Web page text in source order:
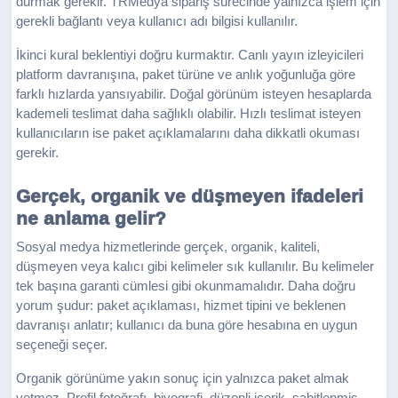
gerekli bağlantı veya kullanıcı adı bilgisi kullanılır.
İkinci kural beklentiyi doğru kurmaktır. Canlı yayın izleyicileri
platform davranışına, paket türüne ve anlık yoğunluğa göre
farklı hızlarda yansıyabilir. Doğal görünüm isteyen hesaplarda
kademeli teslimat daha sağlıklı olabilir. Hızlı teslimat isteyen
kullanıcıların ise paket açıklamalarını daha dikkatli okuması
gerekir.
Gerçek, organik ve düşmeyen ifadeleri
ne anlama gelir?
Sosyal medya hizmetlerinde gerçek, organik, kaliteli,
düşmeyen veya kalıcı gibi kelimeler sık kullanılır. Bu kelimeler
tek başına garanti cümlesi gibi okunmamalıdır. Daha doğru
yorum şudur: paket açıklaması, hizmet tipini ve beklenen
davranışı anlatır; kullanıcı da buna göre hesabına en uygun
seçeneği seçer.
Organik görünüme yakın sonuç için yalnızca paket almak